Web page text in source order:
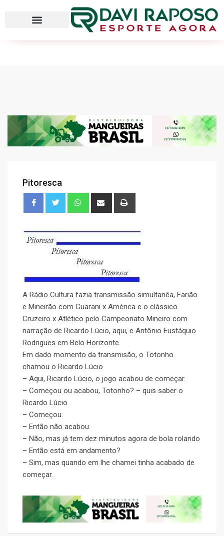
Pitoresca
A Rádio Cultura fazia transmissão simultanêa, Farião
e Mineirão com Guarani x América e o clássico
Cruzeiro x Atlético pelo Campeonato Mineiro com
narração de Ricardo Lúcio, aqui, e Antônio Eustáquio
Rodrigues em Belo Horizonte.
Em dado momento da transmisão, o Totonho
chamou o Ricardo Lúcio
– Aqui, Ricardo Lúcio, o jogo acabou de começar.
– Começou ou acabou, Totonho? – quis saber o
Ricardo Lúcio
– Começou.
– Então não acabou.
– Não, mas já tem dez minutos agora de bola rolando
– Então está em andamento?
– Sim, mas quando em lhe chamei tinha acabado de
começar.